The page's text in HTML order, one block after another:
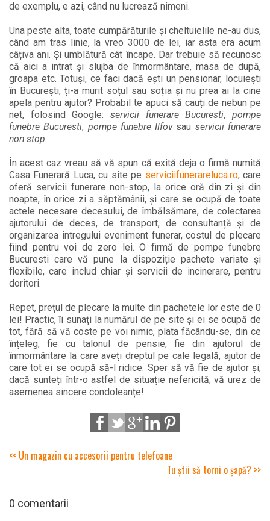
de exemplu, e azi, când nu lucrează nimeni.
Una peste alta, toate cumpărăturile și cheltuielile ne-au dus,
când am tras linie, la vreo 3000 de lei, iar asta era acum
câțiva ani. Și umblătură cât încape. Dar trebuie să recunosc
că aici a intrat și slujba de înmormântare, masa de după,
groapa etc. Totuși, ce faci dacă ești un pensionar, locuiești
în București, ți-a murit soțul sau soția și nu prea ai la cine
apela pentru ajutor? Probabil te apuci să cauți de nebun pe
net, folosind Google: servicii funerare Bucuresti,pompe
funebre Bucuresti, pompe funebre Ilfovsau servicii funerare
non stop.
În acest caz vreau să vă spun că exită deja o firmă numită
Casa Funerară Luca, cu site pe serviciifunerareluca.ro, care
oferă servicii funerare non-stop, la orice oră din zi și din
noapte, în orice zi a săptămânii, și care se ocupă de toate
actele necesare decesului, de îmbălsămare, de colectarea
ajutorului de deces, de transport, de consultanță și de
organizarea întregului eveniment funerar, costul de plecare
fiind pentru voi de zero lei. O firmă de pompe funebre
Bucuresti care vă pune la dispoziție pachete variate și
flexibile, care includ chiar și servicii de incinerare, pentru
doritori.
Repet, prețul de plecare la multe din pachetele lor este de 0
lei! Practic, îi sunați la numărul de pe site și ei se ocupă de
tot, fără să vă coste pe voi nimic, plata făcându-se, din ce
înțeleg, fie cu talonul de pensie, fie din ajutorul de
înmormântare la care aveți dreptul pe cale legală, ajutor de
care tot ei se ocupă să-l ridice. Sper să vă fie de ajutor și,
dacă sunteți într-o astfel de situație nefericită, vă urez de
asemenea sincere condoleanțe!
<< Un magazin cu accesorii pentru telefoane
Tu știi să torni o șapă? >>
0 comentarii